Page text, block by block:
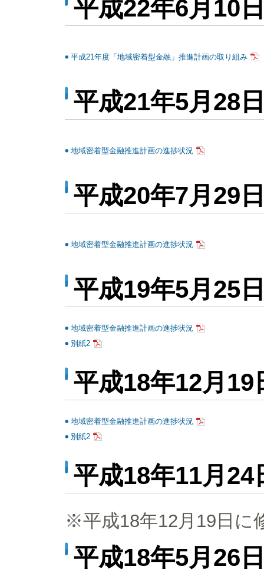
平成22年6月10
平成21年度「地域密着型金融」推進計画の取り組み
平成21年5月28
地域密着型金融推進計画の進捗状況
平成20年7月29
地域密着型金融推進計画の進捗状況
平成19年5月25
地域密着型金融推進計画の進捗状況
別紙2
平成18年12月19
地域密着型金融推進計画の進捗状況
別紙2
平成18年11月24
※平成18年12月19日に
平成18年5月26